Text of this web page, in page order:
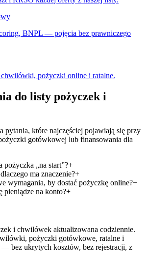
BNPL — pojęcia bez prawniczego
chwilówki, pożyczki online i ratalne.
do listy pożyczek i
pytania, które najczęściej pojawiają się przy
gotówkowej lub finansowania dla
pożyczka „na start”?+
ma znaczenie?+
wymagania, by dostać pożyczkę online?+
pieniądze na konto?+
i chwilówek aktualizowana codziennie.
pożyczki gotówkowe, ratalne i
bez ukrytych kosztów, bez rejestracji, z